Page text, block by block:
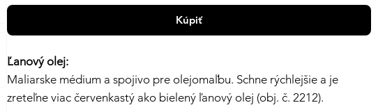
Kúpiť
Ľanový olej:
Maliarske médium a spojivo pre olejomaľbu. Schne rýchlejšie a je
zreteľne viac červenkastý ako bielený ľanový olej (obj. č. 2212).